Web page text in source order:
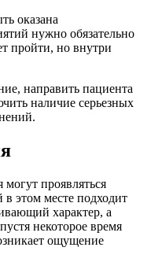
оказана
нужно обязательно
пройти, но внутри
направить пациента
наличие серьезных
проявляться
в этом месте подходит
характер, а
некоторое время
ощущение